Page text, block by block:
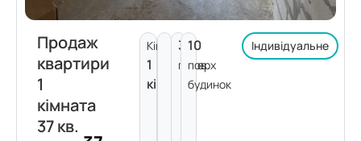
Продаж
квартири
1
кімната
37 кв.
Кімнат:
1
кімната
3
поверх
10
пов.
будинок
Індивідуальне